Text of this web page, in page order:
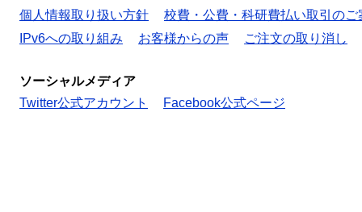
個人情報取り扱い方針
校費・公費・科研費払い取引のご
IPv6への取り組み
お客様からの声 ご注文の取り消し
ソーシャルメディア
Twitter公式アカウント
Facebook公式ページ